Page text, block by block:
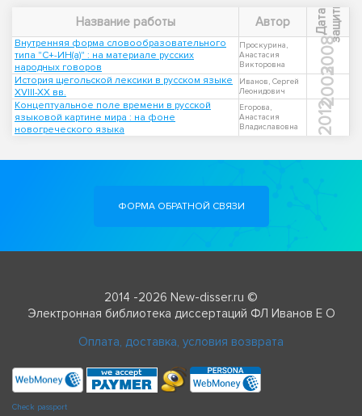
Название работы Автор Д
а
т
а
з
а
щ
и
т ы
Внутренняя форма словообразовательного
типа "С+-ИН(а)" : на материале русских
народных говоров
Проскурина,
Анастасия
Викторовна
2008
История щегольской лексики в русском языке
XVIII-XX вв.
Иванов, Сергей
Леонидович
2003
Концептуальное поле времени в русской
языковой картине мира : на фоне
новогреческого языка
Егорова,
Анастасия
Владиславовна
2012
ФОРМА ОБРАТНОЙ СВЯЗИ
2014 -2026 New-disser.ru ©
Электронная библиотека диссертаций ФЛ Иванов Е О
Оплата, доставка, условия возврата
Check passport